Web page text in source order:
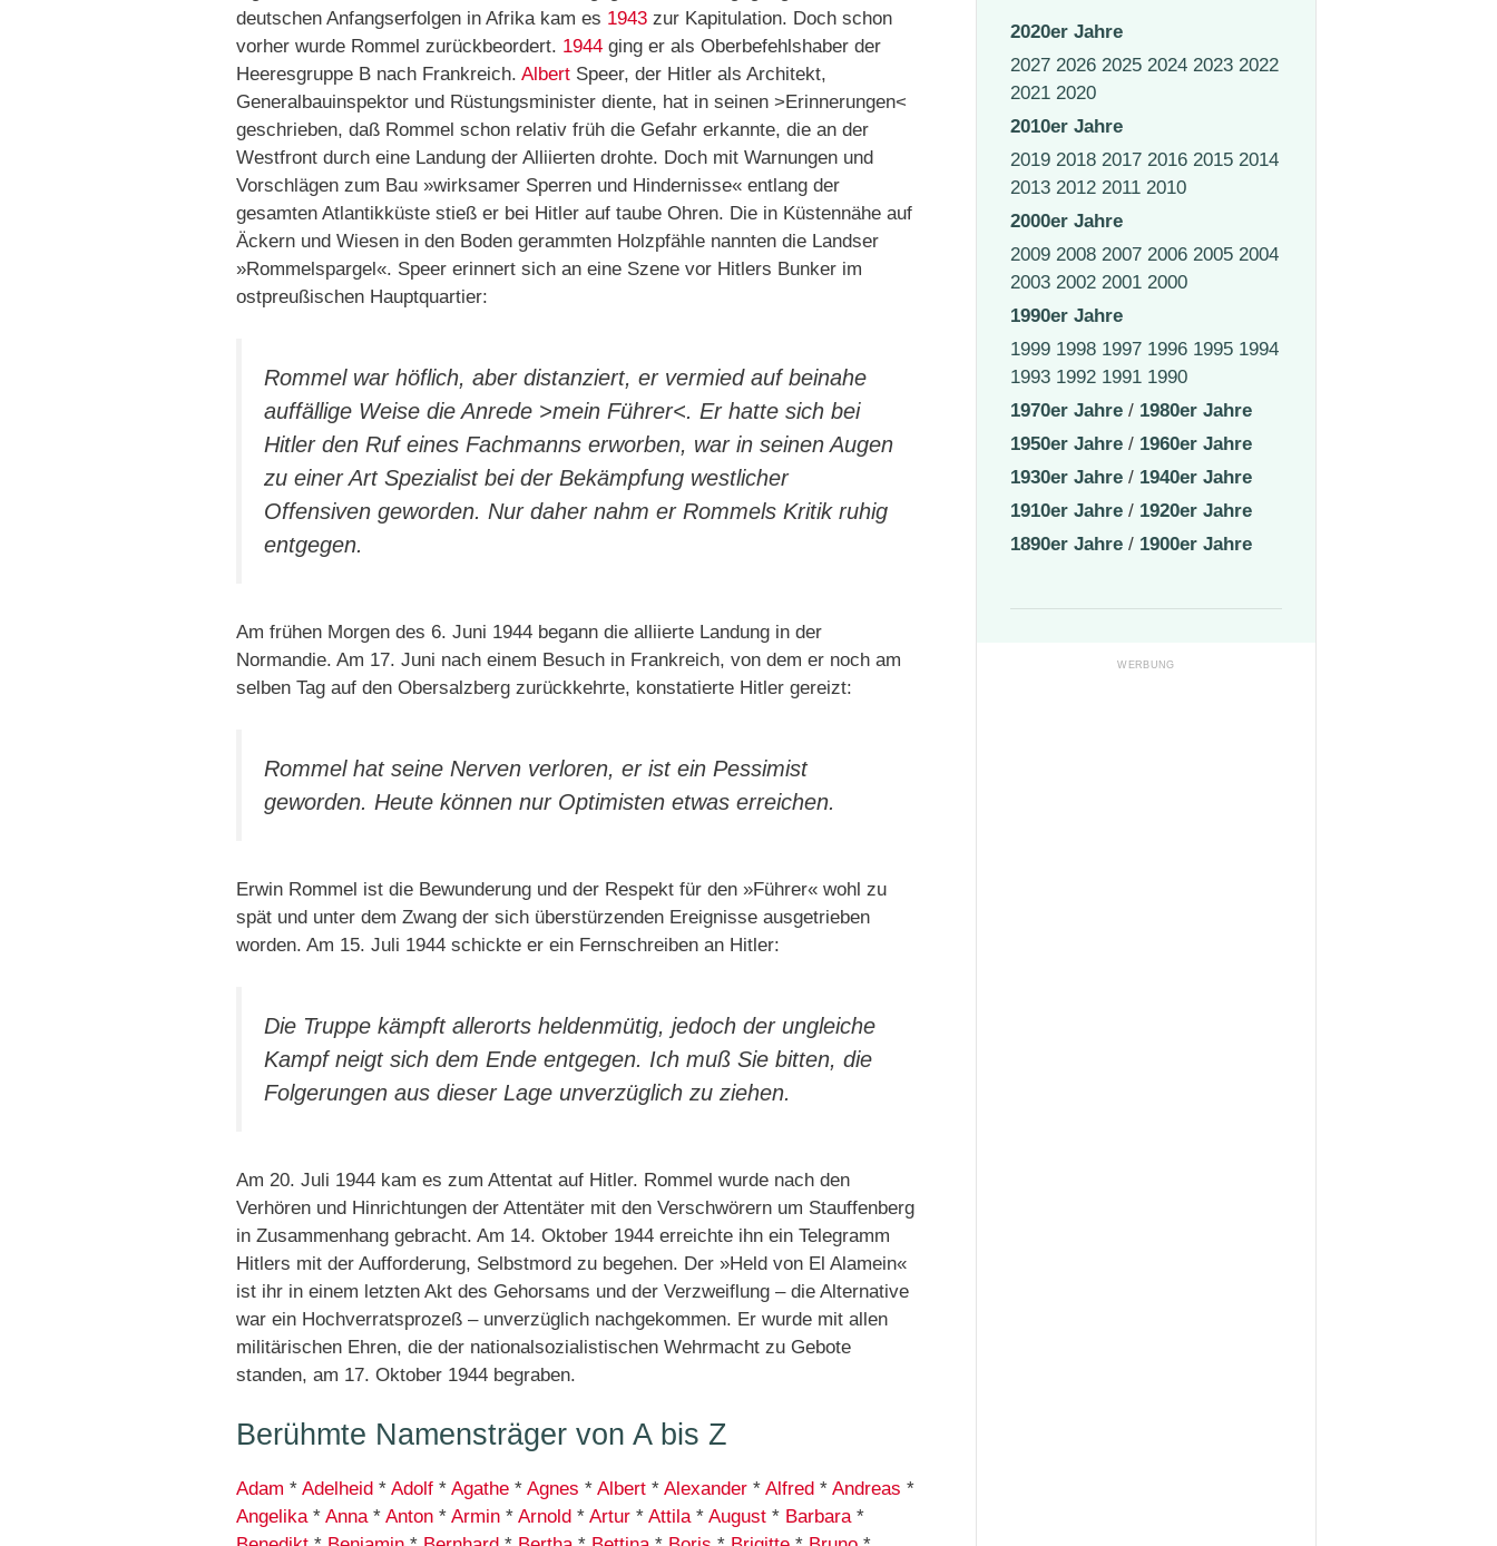
deutschen Anfangserfolgen in Afrika kam es 1943 zur Kapitulation. Doch schon
vorher wurde Rommel zurückbeordert. 1944 ging er als Oberbefehlshaber der
Heeresgruppe B nach Frankreich. Albert Speer, der Hitler als Architekt,
Generalbauinspektor und Rüstungsminister diente, hat in seinen >Erinnerungen<
geschrieben, daß Rommel schon relativ früh die Gefahr erkannte, die an der
Westfront durch eine Landung der Alliierten drohte. Doch mit Warnungen und
Vorschlägen zum Bau »wirksamer Sperren und Hindernisse« entlang der
gesamten Atlantikküste stieß er bei Hitler auf taube Ohren. Die in Küstennähe auf
Äckern und Wiesen in den Boden gerammten Holzpfähle nannten die Landser
»Rommelspargel«. Speer erinnert sich an eine Szene vor Hitlers Bunker im
ostpreußischen Hauptquartier:
Rommel war höflich, aber distanziert, er vermied auf beinahe
auffällige Weise die Anrede >mein Führer<. Er hatte sich bei
Hitler den Ruf eines Fachmanns erworben, war in seinen Augen
zu einer Art Spezialist bei der Bekämpfung westlicher
Offensiven geworden. Nur daher nahm er Rommels Kritik ruhig
entgegen.
Am frühen Morgen des 6. Juni 1944 begann die alliierte Landung in der
Normandie. Am 17. Juni nach einem Besuch in Frankreich, von dem er noch am
selben Tag auf den Obersalzberg zurückkehrte, konstatierte Hitler gereizt:
Rommel hat seine Nerven verloren, er ist ein Pessimist
geworden. Heute können nur Optimisten etwas erreichen.
Erwin Rommel ist die Bewunderung und der Respekt für den »Führer« wohl zu
spät und unter dem Zwang der sich überstürzenden Ereignisse ausgetrieben
worden. Am 15. Juli 1944 schickte er ein Fernschreiben an Hitler:
Die Truppe kämpft allerorts heldenmütig, jedoch der ungleiche
Kampf neigt sich dem Ende entgegen. Ich muß Sie bitten, die
Folgerungen aus dieser Lage unverzüglich zu ziehen.
Am 20. Juli 1944 kam es zum Attentat auf Hitler. Rommel wurde nach den
Verhören und Hinrichtungen der Attentäter mit den Verschwörern um Stauffenberg
in Zusammenhang gebracht. Am 14. Oktober 1944 erreichte ihn ein Telegramm
Hitlers mit der Aufforderung, Selbstmord zu begehen. Der »Held von El Alamein«
ist ihr in einem letzten Akt des Gehorsams und der Verzweiflung – die Alternative
war ein Hochverratsprozeß – unverzüglich nachgekommen. Er wurde mit allen
militärischen Ehren, die der nationalsozialistischen Wehrmacht zu Gebote
standen, am 17. Oktober 1944 begraben.
Berühmte Namensträger von A bis Z
Adam * Adelheid * Adolf * Agathe * Agnes * Albert * Alexander * Alfred * Andreas *
Angelika* Anna* Anton * Armin * Arnold * Artur * Attila* August * Barbara*
2020er Jahre
2027 2026 2025 2024 2023 2022
2021 2020
2010er Jahre
2019 2018 2017 2016 2015 2014
2013 2012 2011 2010
2000er Jahre
2009 2008 2007 2006 2005 2004
2003 2002 2001 2000
1990er Jahre
1999 1998 1997 1996 1995 1994
1993 1992 1991 1990
1970er Jahre / 1980er Jahre
1950er Jahre / 1960er Jahre
1930er Jahre / 1940er Jahre
1910er Jahre / 1920er Jahre
1890er Jahre / 1900er Jahre